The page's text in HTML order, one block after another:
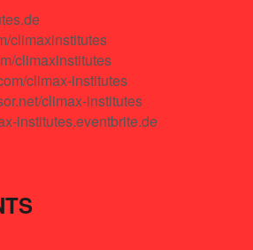
climaxinstitutes
climaxinstitutes
climax-institutes
climax-institutes
institutes.eventbrite.de